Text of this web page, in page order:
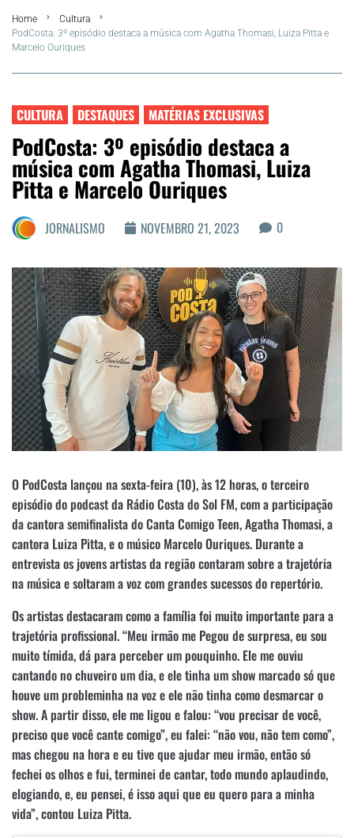
FLA Araru 2026
Araruama
Região dos Lagos
Agenda Cultural
Colunistas
Matérias Exclusivas
Home
Cultura
PodCosta: 3º episódio destaca a música com Agatha Thomasi, Luiza Pitta e
Marcelo Ouriques
CULTURA DESTAQUES MATÉRIAS EXCLUSIVAS
PodCosta: 3º episódio destaca a
música com Agatha Thomasi, Luiza
Pitta e Marcelo Ouriques
JORNALISMO NOVEMBRO 21, 2023 0
O PodCosta lançou na sexta-feira (10), às 12 horas, o terceiro
episódio do podcast da Rádio Costa do Sol FM, com a participação
da cantora semifinalista do Canta Comigo Teen, Agatha Thomasi, a
cantora Luiza Pitta, e o músico Marcelo Ouriques. Durante a
entrevista os jovens artistas da região contaram sobre a trajetória
na música e soltaram a voz com grandes sucessos do repertório.
Os artistas destacaram como a família foi muito importante para a
trajetória profissional. “Meu irmão me Pegou de surpresa, eu sou
muito tímida, dá para perceber um pouquinho. Ele me ouviu
cantando no chuveiro um dia, e ele tinha um show marcado só que
houve um probleminha na voz e ele não tinha como desmarcar o
show. A partir disso, ele me ligou e falou: “vou precisar de você,
preciso que você cante comigo”, eu falei: “não vou, não tem como”,
mas chegou na hora e eu tive que ajudar meu irmão, então só
fechei os olhos e fui, terminei de cantar, todo mundo aplaudindo,
elogiando, e, eu pensei, é isso aqui que eu quero para a minha
vida”, contou Luiza Pitta.